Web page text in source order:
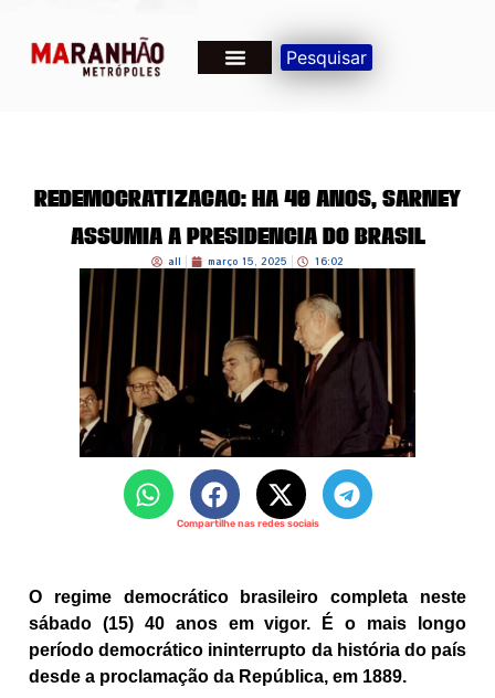
Pesquisar
Redemocratização: há 40 anos, Sarney
assumia a presidência do Brasil
all março 15, 2025 16:02
Compartilhe nas redes sociais
O regime democrático brasileiro completa neste
sábado (15) 40 anos em vigor. É o mais longo
período democrático ininterrupto da história do país
desde a proclamação da República, em 1889.